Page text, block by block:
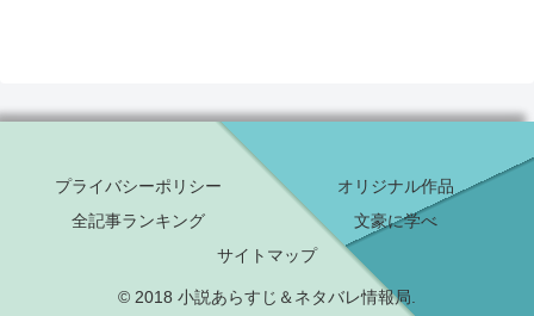
プライバシーポリシー
オリジナル作品
全記事ランキング
文豪に学べ
サイトマップ
© 2018 小説あらすじ＆ネタバレ情報局.